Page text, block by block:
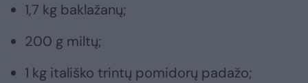
1,7 kg baklažanų;
200 g miltų;
1 kg itališko trintų pomidorų padažo;